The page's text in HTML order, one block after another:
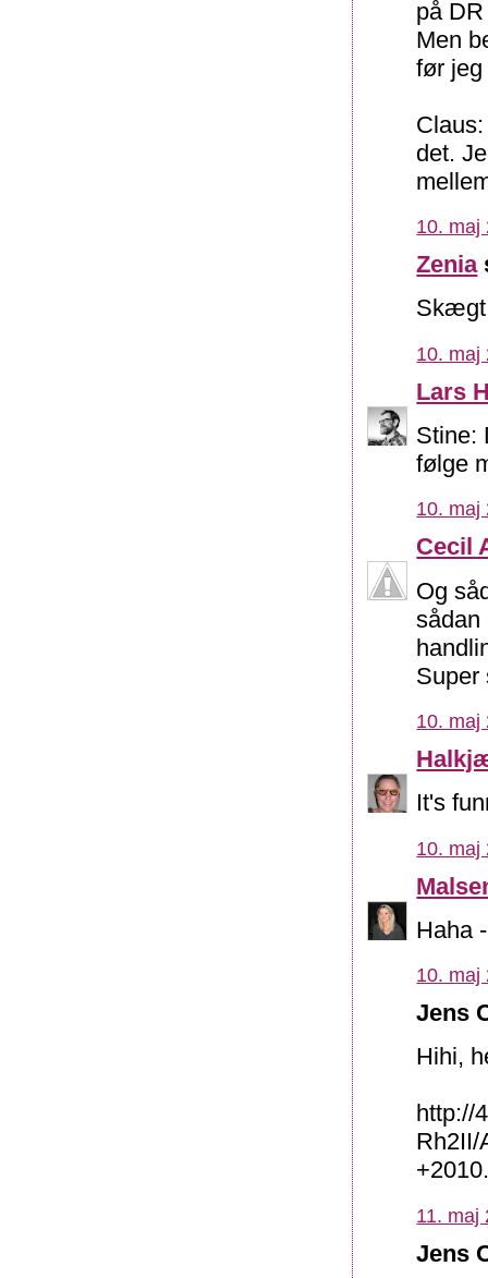
på
Men
før
det.
10. maj
Zenia
10. maj
Lars
Stine:
følge
10. maj
Cecil
Og
sådan
Super
10. maj
It's
10. maj
Haha
10. maj
Jens
Hihi,
http://
Rh2II/
11. maj
Jens